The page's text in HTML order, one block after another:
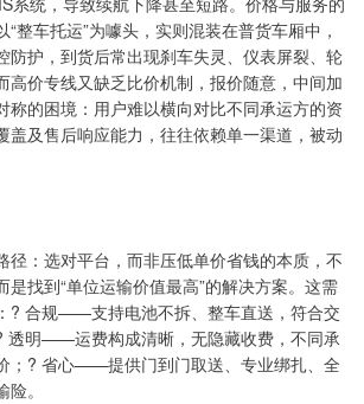
整车托运”为噱头，实则混装在普货车厢中，
防护，到货后常出现刹车失灵、仪表屏裂、轮
高价专线又缺乏比价机制，报价随意，中间加
称的困境：用户难以横向对比不同承运方的资
盖及售后响应能力，往往依赖单一渠道，被动
径：选对平台，而非压低单价省钱的本质，不
是找到“单位运输价值最高”的解决方案。这需
? 合规——支持电池不拆、整车直送，符合交
透明——运费构成清晰，无隐藏收费，不同承
；? 省心——提供门到门取送、专业绑扎、全
。